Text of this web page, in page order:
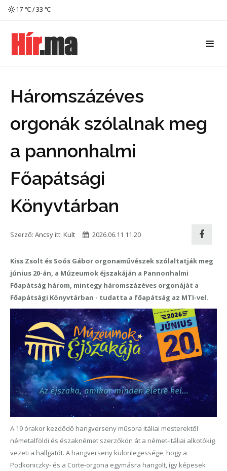
17 ℃ / 33 ℃
Háromszázéves
orgonák szólalnak meg
a pannonhalmi
Főapátsági
Könyvtárban
Szerző: Ancsy itt: Kult 2026.06.11 11:20
Kiss Zsolt és Soós Gábor orgonaművészek szólaltatják meg
június 20-án, a Múzeumok éjszakáján a Pannonhalmi
Főapátság három, mintegy háromszázéves orgonáját a
Főapátsági Könyvtárban - tudatta a főapátság az MTI-vel.
A 19 órakor kezdődő hangverseny műsora itáliai mesterektől
németalföldi és északnémet szerzőkön át a német-itáliai alkotókig
vezeti a hallgatót. A hangverseny különlegessége, hogy a
Podkoniczky- és a Corte-orgona egymásra hangolt, így képesek